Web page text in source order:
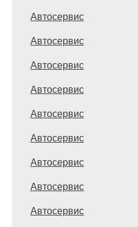
Автосервис
Автосервис
Автосервис
Автосервис
Автосервис
Автосервис
Автосервис
Автосервис
Автосервис